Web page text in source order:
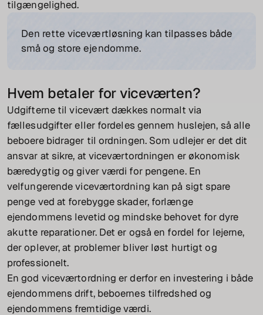
tilgængelighed.
Den rette viceværtløsning kan tilpasses både
små og store ejendomme.
Hvem betaler for viceværten?
Udgifterne til vicevært dækkes normalt via
fællesudgifter eller fordeles gennem huslejen, så alle
beboere bidrager til ordningen. Som udlejer er det dit
ansvar at sikre, at viceværtordningen er økonomisk
bæredygtig og giver værdi for pengene. En
velfungerende viceværtordning kan på sigt spare
penge ved at forebygge skader, forlænge
ejendommens levetid og mindske behovet for dyre
akutte reparationer. Det er også en fordel for lejerne,
der oplever, at problemer bliver løst hurtigt og
professionelt.
En god viceværtordning er derfor en investering i både
ejendommens drift, beboernes tilfredshed og
ejendommens fremtidige værdi.